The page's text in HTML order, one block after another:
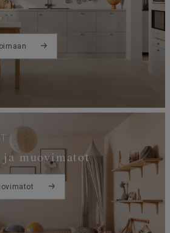
muovimatot